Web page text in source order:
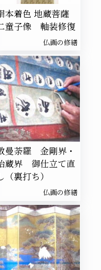
本着色 地蔵菩薩
童子像 軸装修復
仏画の修繕
曼荼羅 金剛界・
蔵界 御仕立て直
（裏打ち）
仏画の修繕